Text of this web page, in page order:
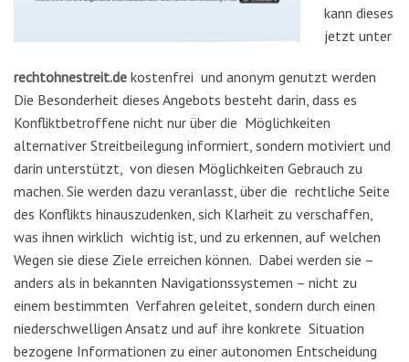
kann dieses
jetzt unter
rechtohnestreit.de kostenfrei und anonym genutzt werden
Die Besonderheit dieses Angebots besteht darin, dass es
Konfliktbetroffene nicht nur über die Möglichkeiten
alternativer Streitbeilegung informiert, sondern motiviert und
darin unterstützt, von diesen Möglichkeiten Gebrauch zu
machen. Sie werden dazu veranlasst, über die rechtliche Seite
des Konflikts hinauszudenken, sich Klarheit zu verschaffen,
was ihnen wirklich wichtig ist, und zu erkennen, auf welchen
Wegen sie diese Ziele erreichen können. Dabei werden sie –
anders als in bekannten Navigationssystemen – nicht zu
einem bestimmten Verfahren geleitet, sondern durch einen
niederschwelligen Ansatz und auf ihre konkrete Situation
bezogene Informationen zu einer autonomen Entscheidung